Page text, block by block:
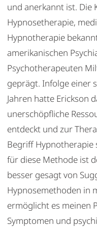
und anerkannt ist. Die
Hypnosetherapie,
Hypnotherapie
amerikanischen
Psychotherapeuten
geprägt. Infolge einer
Jahren hatte Erickson
unerschöpfliche
entdeckt und zur
Begriff Hypnotherapie
für diese Methode ist
besser gesagt von
Hypnosemethoden in
ermöglicht es meinen
Symptomen und